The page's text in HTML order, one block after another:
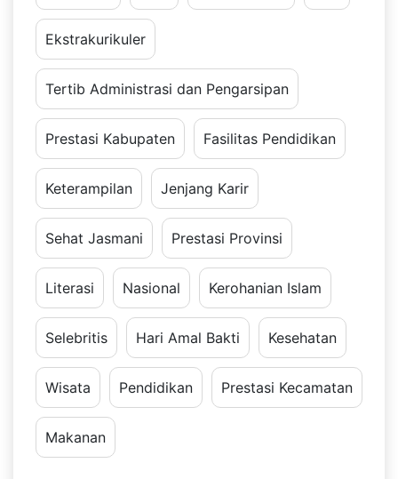
Ekstrakurikuler
Tertib Administrasi dan Pengarsipan
Prestasi Kabupaten Fasilitas Pendidikan
Keterampilan Jenjang Karir
Sehat Jasmani Prestasi Provinsi
Literasi Nasional Kerohanian Islam
Selebritis Hari Amal Bakti Kesehatan
Wisata Pendidikan Prestasi Kecamatan
Makanan